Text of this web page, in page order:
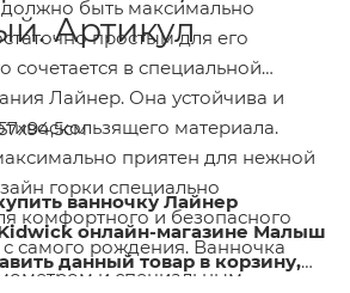
Артикул
быть максимально
простым для его
сочетается в специальной
Лайнер. Она устойчива и
материала.
приятен для нежной
горки специально
комфортного и безопасного
самого рождения. Ванночка
и специальным
ванночку Лайнер
онлайн-магазине Малыш
данный товар в корзину,